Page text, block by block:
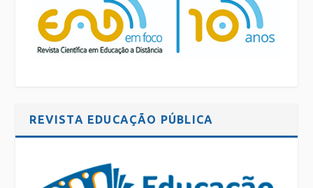
REVISTA EDUCAÇÃO PÚBLICA